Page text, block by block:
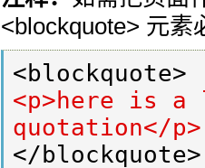
<blockquote> 元
<p>here is
quotation</p>